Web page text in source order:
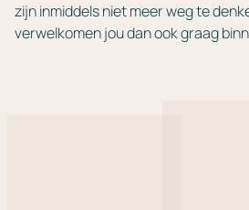
zijn inmiddels niet meer weg te
verwelkomen jou dan ook graag